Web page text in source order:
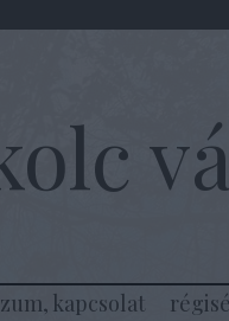
kapcsolat